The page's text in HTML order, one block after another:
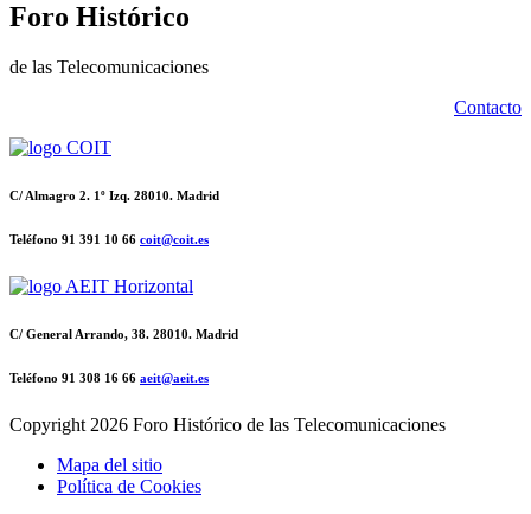
Foro Histórico
de las Telecomunicaciones
Contacto
C/ Almagro 2. 1º Izq. 28010. Madrid
Teléfono 91 391 10 66 coit@coit.es
C/ General Arrando, 38. 28010. Madrid
Teléfono 91 308 16 66 aeit@aeit.es
Copyright 2026 Foro Histórico de las Telecomunicaciones
Mapa del sitio
Política de Cookies